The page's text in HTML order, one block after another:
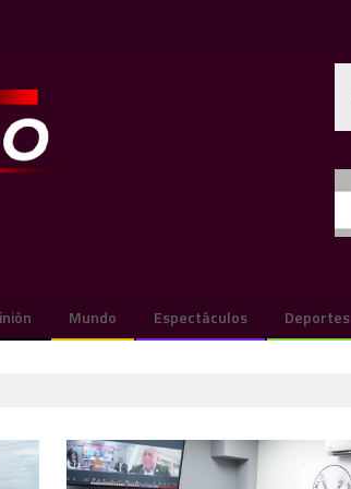
Mundo Espectáculos Deportes